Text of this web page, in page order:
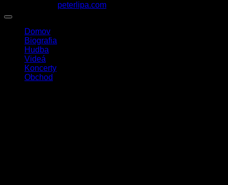
peterlipa.com
Domov
Biografia
Hudba
Videá
Koncerty
Obchod